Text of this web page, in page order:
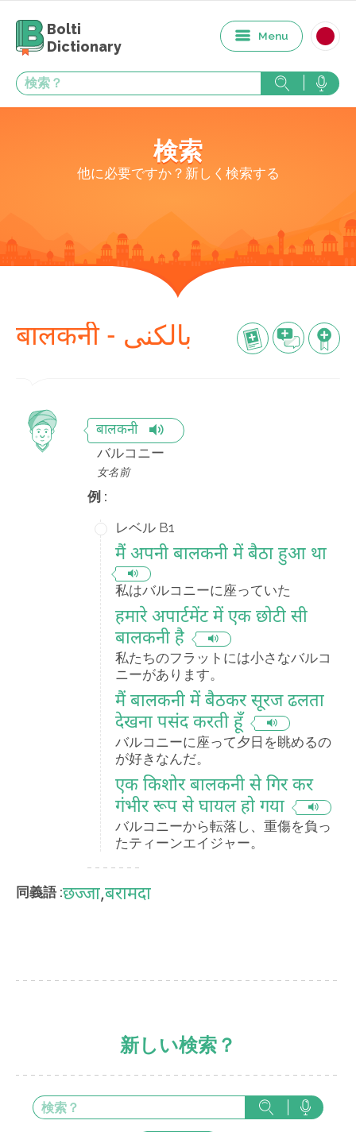
Bolti
Dictionary
Menu
検索
他に必要ですか？新しく検索する
बालकनी - بالکنی
बालकनी
バルコニー
女名前
例 :
レベル B1
मैं अपनी बालकनी में बैठा हुआ था
私はバルコニーに座っていた
हमारे अपार्टमेंट में एक छोटी सी
बालकनी है
私たちのフラットには小さなバルコ
ニーがあります。
मैं बालकनी में बैठकर सूरज ढलता
देखना पसंद करती हूँ
バルコニーに座って夕日を眺めるの
が好きなんだ。
एक किशोर बालकनी से गिर कर
गंभीर रूप से घायल हो गया
バルコニーから転落し、重傷を負っ
たティーンエイジャー。
同義語 :छज्जा,बरामदा
新しい検索？